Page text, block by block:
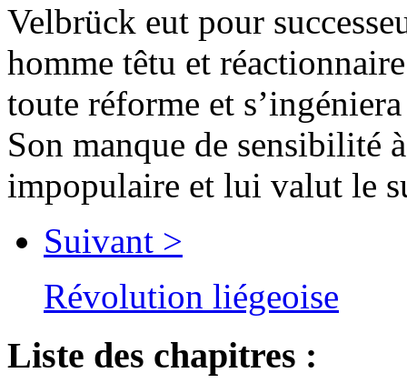
Velbrück eut pour
homme têtu et
toute réforme et
Son manque de sensibilité
impopulaire et lui valut le
Suivant >
Révolution liégeoise
Liste des chapitres :